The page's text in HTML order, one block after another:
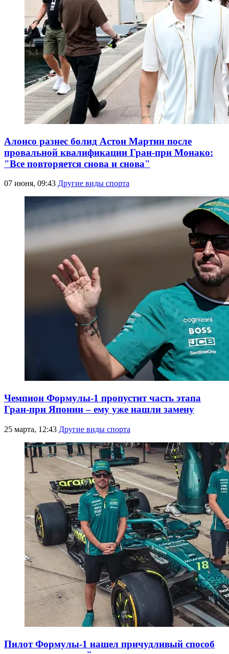
Алонсо разнес болид Астон Мартин после
провальной квалификации Гран-при Монако:
"Все повторяется снова и снова"
07 июня, 09:43 Другие виды спорта
Чемпион Формулы-1 пропустит часть этапа
Гран-при Японии – ему уже нашли замену
25 марта, 12:43 Другие виды спорта
Пилот Формулы-1 нашел причудливый способ